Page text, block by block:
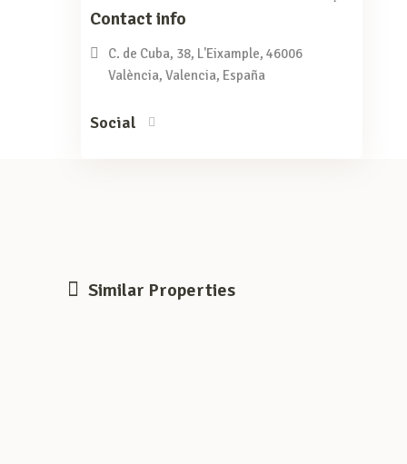
Contact info
C. de Cuba, 38, L'Eixample, 46006
València, Valencia, España
Social
Similar Properties